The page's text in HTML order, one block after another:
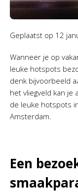
Geplaatst op 12
Wanneer je op
leuke hotspots
denk bijvoorbeeld
het vliegveld kan je
de leuke hotspots
Amsterdam.
Een